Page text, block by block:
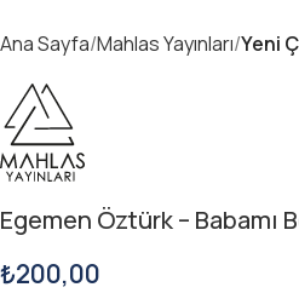
Ana Sayfa Mahlas Yayınları Yeni
Egemen Öztürk – Babamı
₺200,00